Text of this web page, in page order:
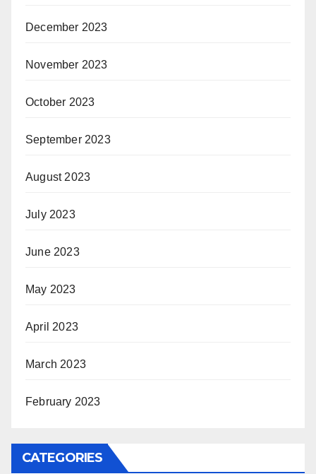
December 2023
November 2023
October 2023
September 2023
August 2023
July 2023
June 2023
May 2023
April 2023
March 2023
February 2023
CATEGORIES